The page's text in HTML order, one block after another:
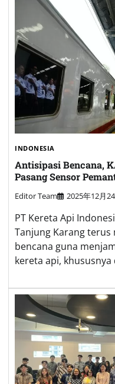
INDONESIA
Antisipasi Bencana,
Pasang Sensor
Editor Team 2025年12月
PT Kereta Api
Tanjung Karang
bencana guna
kereta api,